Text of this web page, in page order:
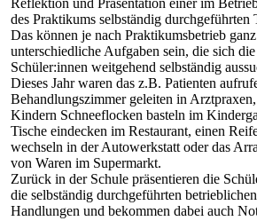
Reflektion und Präsentation einer im
des Praktikums selbständig durchgeführten
Das können je nach Praktikumsbetrieb ganz
unterschiedliche Aufgaben sein, die sich die
Schüler:innen weitgehend selbständig
Dieses Jahr waren das z.B. Patienten
Behandlungszimmer geleiten in
Kindern Schneeflocken basteln im
Tische eindecken im Restaurant, einen
wechseln in der Autowerkstatt oder das
von Waren im Supermarkt.
Zurück in der Schule präsentieren die
die selbständig durchgeführten betrieblichen
Handlungen und bekommen dabei auch